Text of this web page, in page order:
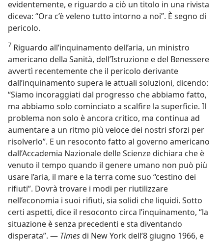
evidentemente, e riguardo a ciò un titolo in una rivista
diceva: “Ora c’è veleno tutto intorno a noi”. È segno di
pericolo.
7 Riguardo all’inquinamento dell’aria, un ministro
americano della Sanità, dell’Istruzione e del Benessere
avvertì recentemente che il pericolo derivante
dall’inquinamento supera le attuali soluzioni, dicendo:
“Siamo incoraggiati dal progresso che abbiamo fatto,
ma abbiamo solo cominciato a scalfire la superficie. Il
problema non solo è ancora critico, ma continua ad
aumentare a un ritmo più veloce dei nostri sforzi per
risolverlo”. E un resoconto fatto al governo americano
dall’Accademia Nazionale delle Scienze dichiara che è
venuto il tempo quando il genere umano non può più
usare l’aria, il mare e la terra come suo “cestino dei
rifiuti”. Dovrà trovare i modi per riutilizzare
nell’economia i suoi rifiuti, sia solidi che liquidi. Sotto
certi aspetti, dice il resoconto circa l’inquinamento, “la
situazione è senza precedenti e sta diventando
disperata”. — Timesdi New York dell’8 giugno 1966, e